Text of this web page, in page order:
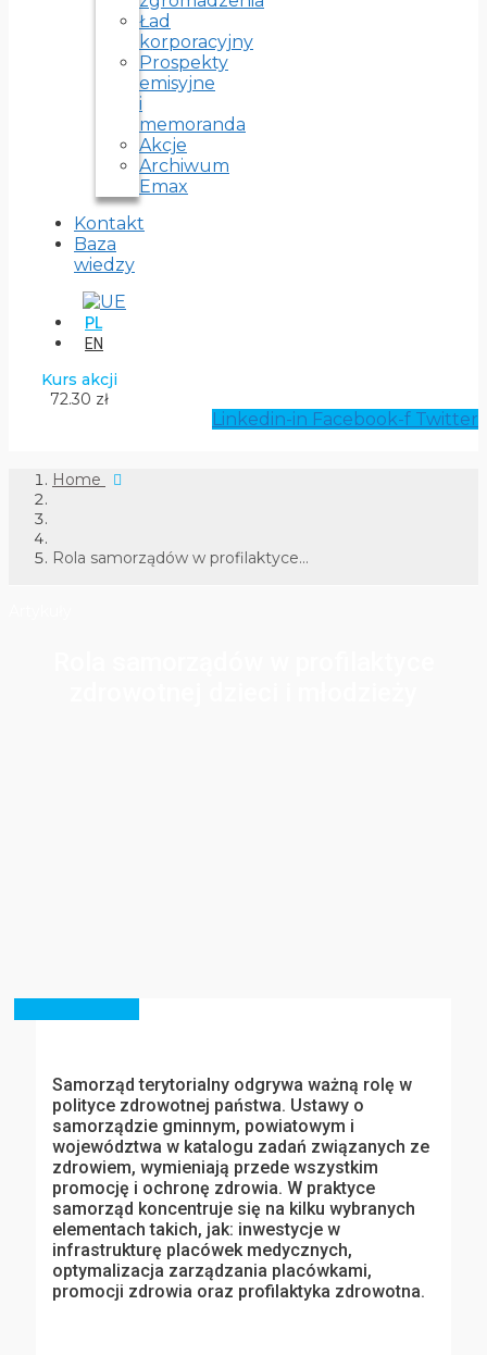
Ład
korporacyjny
Prospekty
emisyjne
i
memoranda
Akcje
Archiwum
Emax
Kontakt
Baza
wiedzy
PL
EN
Kurs akcji
72.30 zł
Linkedin-in Facebook-f Twitter
Home
Rola samorządów w profilaktyce...
Samorząd terytorialny odgrywa ważną rolę w
polityce zdrowotnej państwa. Ustawy o
samorządzie gminnym, powiatowym i
województwa w katalogu zadań związanych ze
zdrowiem, wymieniają przede wszystkim
promocję i ochronę zdrowia. W praktyce
samorząd koncentruje się na kilku wybranych
elementach takich, jak: inwestycje w
infrastrukturę placówek medycznych,
optymalizacja zarządzania placówkami,
promocji zdrowia oraz profilaktyka zdrowotna.